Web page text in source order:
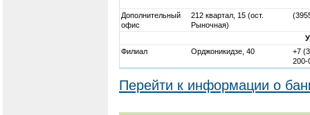
Дополнительный
офис
212 квартал, 15 (ост.
Рыночная)
Филиал
Орджоникидзе, 40
+7
200-
Перейти к информации о